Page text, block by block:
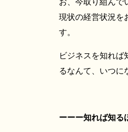
現状の経営状況を
す。
ビジネスを知れ
るなんて、いつに
ーーー知れば知る